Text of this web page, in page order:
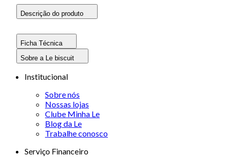
Descrição do produto
Ficha Técnica
Sobre a Le biscuit
Institucional
Sobre nós
Nossas lojas
Clube Minha Le
Blog da Le
Trabalhe conosco
Serviço Financeiro